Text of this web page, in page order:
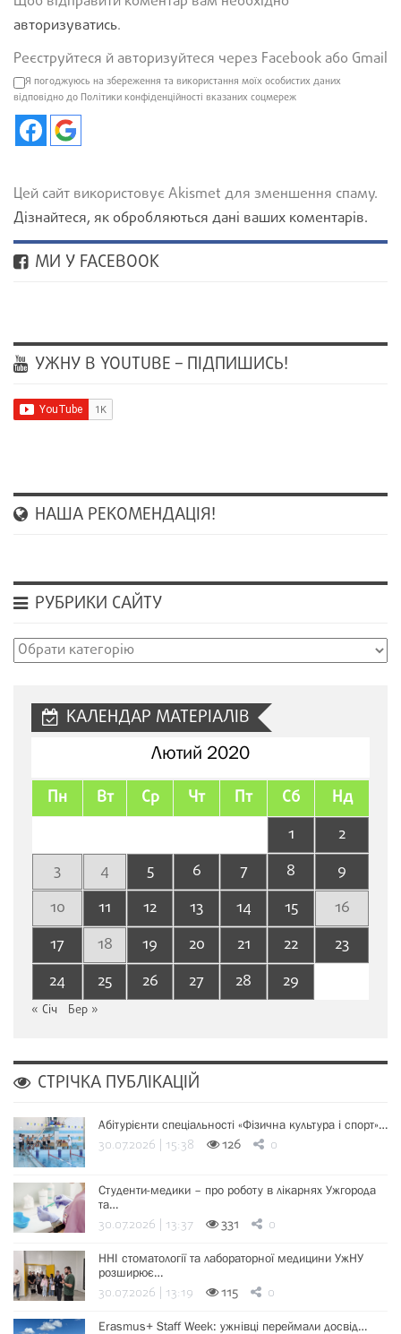
авторизуватись.
Реєструйтеся й авторизуйтеся через Facebook або Gmail
Я погоджуюсь на збереження та використання моїх особистих даних
відповідно до Політики конфіденційності вказаних соцмереж
Цей сайт використовує Akismet для зменшення спаму.
Дізнайтеся, як обробляються дані ваших коментарів.
МИ У FACEBOOK
УЖНУ В YOUTUBE – ПІДПИШИСЬ!
НАША РЕКОМЕНДАЦІЯ!
РУБРИКИ САЙТУ
Рубрики
КАЛЕНДАР МАТЕРІАЛІВ
Лютий 2020
Пн Вт Ср Чт Пт Сб Нд
1
2
3
4 5 6 7 8
9
10
11 12 13 14 15
16
17
18 19 20 21 22
23
24
25 26 27 28 29
« Січ Бер »
СТРІЧКА ПУБЛІКАЦІЙ
Абітурієнти спеціальності «Фізична культура і спорт»…
30.07.2026 | 15:38 126 0
Студенти-медики – про роботу в лікарнях Ужгорода
та…
30.07.2026 | 13:37 331 0
ННІ стоматології та лабораторної медицини УжНУ
розширює…
30.07.2026 | 13:19 115 0
Erasmus+ Staff Week: ужнівці переймали досвід…